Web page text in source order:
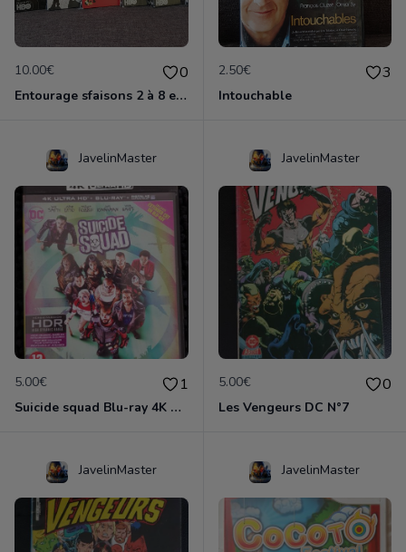
10.00€ 0
Entourage sfaisons 2 à 8 en dvd
2.50€ 3
Intouchable
JavelinMaster
5.00€ 1
Suicide squad Blu-ray 4K ultra HD
JavelinMaster
5.00€ 0
Les Vengeurs DC N°7
JavelinMaster JavelinMaster